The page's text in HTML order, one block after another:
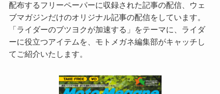
配布するフリーペーパーに収録された記事の配信、ウェ
ブマガジンだけのオリジナル記事の配信をしています。
「ライダーのブツヨクが加速する」をテーマに、ライダ
ーに役立つアイテムを、モトメガネ編集部がキャッチし
てご紹介いたします。